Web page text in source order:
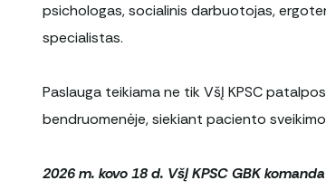
psichologas, socialinis darbuotojas,
specialistas.
Paslauga teikiama ne tik VšĮ KPSC
bendruomenėje, siekiant paciento
2026 m. kovo 18 d. VšĮ KPSC GBK